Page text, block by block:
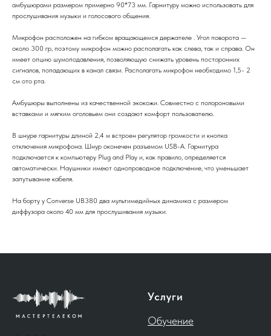
амбушюрами размером примерно 90*73 мм. Гарнитуру можно использовать для
прослушивания музыки и голосового общения.
Микрофон расположен на гибком вращающемся держателе . Угол поворота —
около 300 гр, поэтому микрофон можно располагать как слева, так и справа. Он
имеет опцию шумоподавления, позволяющую снижать уровень посторонних
сигналов, попадающих в канал связи. Располагать микрофон необходимо 1,5- 2
см ото рта.
Амбушюры выполнены из качественной экокожи. Совместно с полороновыми
вставками и мягким оголовьем они создают комфорт пользователю.
В шнуре гарнитуры длиной 2,4 м встроен регулятор громкости и кнопка
отключения микрофона. Шнур оконечен разъемом USB-A. Гарнитура
подключается к компьютеру Plug and Play и, как правило, определяется
автоматически. Наушники имеют однопроводное подключение, что уменьшает
запутывание кабеля.
На борту у Converse UB380 два мультимедийных динамика с размером
диффузора около 40 мм для прослушивания музыки.
Услуги
Обучение